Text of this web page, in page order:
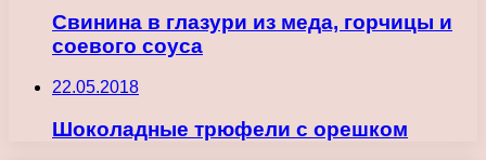
Свинина в глазури из меда, горчицы и
соевого соуса
22.05.2018
Шоколадные трюфели с орешком